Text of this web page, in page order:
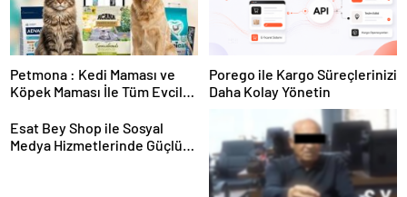
Petmona : Kedi Maması ve
Köpek Maması İle Tüm Evcil
Porego ile Kargo Süreçlerinizi
Daha Kolay Yönetin
Esat Bey Shop ile Sosyal
Medya Hizmetlerinde Güçlü